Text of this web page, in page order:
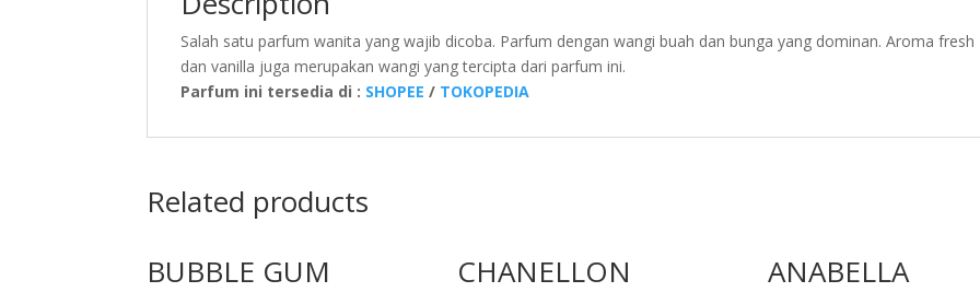
Salah satu parfum wanita yang wajib dicoba. Parfum dengan wangi buah dan bunga yang dominan. Aroma fresh
dan vanilla juga merupakan wangi yang tercipta dari parfum ini.
Parfum ini tersedia di : SHOPEE / TOKOPEDIA
Related products
BUBBLE GUM
CHANELLON ANABELLA